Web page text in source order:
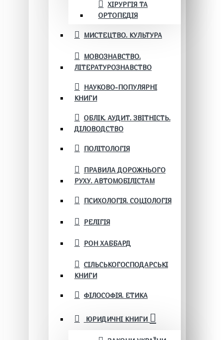
ХІРУРГІЯ ТА
ОРТОПЕДІЯ
МИСТЕЦТВО. КУЛЬТУРА
МОВОЗНАВСТВО.
ЛІТЕРАТУРОЗНАВСТВО
НАУКОВО-ПОПУЛЯРНІ
КНИГИ
ОБЛІК. АУДИТ. ЗВІТНІСТЬ.
ДІЛОВОДСТВО
ПОЛІТОЛОГІЯ
ПРАВИЛА ДОРОЖНЬОГО
РУХУ. АВТОМОБІЛІСТАМ
ПСИХОЛОГІЯ. СОЦІОЛОГІЯ
РЕЛІГІЯ
РОН ХАББАРД
СІЛЬСЬКОГОСПОДАРСЬКІ
КНИГИ
ФІЛОСОФІЯ. ЕТИКА
ЮРИДИЧНІ КНИГИ